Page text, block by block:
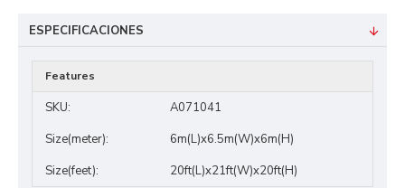
ESPECIFICACIONES
Features
SKU:
A071041
Size(meter):
6m(L)x6.5m(W)x6m(H)
Size(feet):
20ft(L)x21ft(W)x20ft(H)